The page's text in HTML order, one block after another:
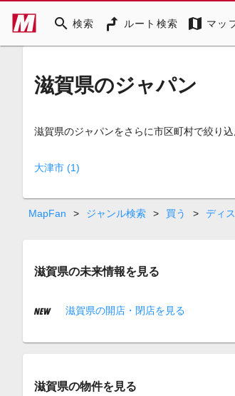
search 検索 ルート検索 map マッ
滋賀県のジャパン
滋賀県のジャパンをさらに市区町村で絞り
大津市 (1)
MapFan > ジャンル検索 > 買う > ディ
滋賀県の未来情報を見る
滋賀県の開店・閉店を見る
滋賀県の物件を見る